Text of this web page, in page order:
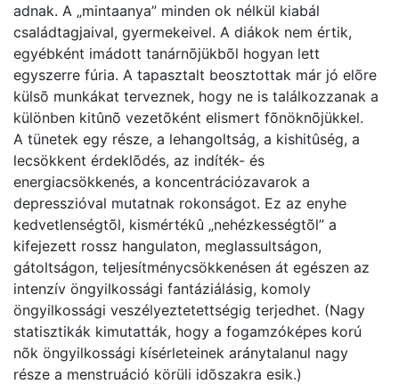
adnak. A „mintaanya” minden ok nélkül kiabál
családtagjaival, gyermekeivel. A diákok nem értik,
egyébként imádott tanárnõjükbõl hogyan lett
egyszerre fúria. A tapasztalt beosztottak már jó elõre
külsõ munkákat terveznek, hogy ne is találkozzanak a
különben kitûnõ vezetõként elismert fõnöknõjükkel.
A tünetek egy része, a lehangoltság, a kishitûség, a
lecsökkent érdeklõdés, az indíték- és
energiacsökkenés, a koncentrációzavarok a
depresszióval mutatnak rokonságot. Ez az enyhe
kedvetlenségtõl, kismértékû „nehézkességtõl” a
kifejezett rossz hangulaton, meglassultságon,
gátoltságon, teljesítménycsökkenésen át egészen az
intenzív öngyilkossági fantáziálásig, komoly
öngyilkossági veszélyeztetettségig terjedhet. (Nagy
statisztikák kimutatták, hogy a fogamzóképes korú
nõk öngyilkossági kísérleteinek aránytalanul nagy
része a menstruáció körüli idõszakra esik.)